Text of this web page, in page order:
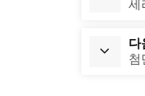
세
다
첨